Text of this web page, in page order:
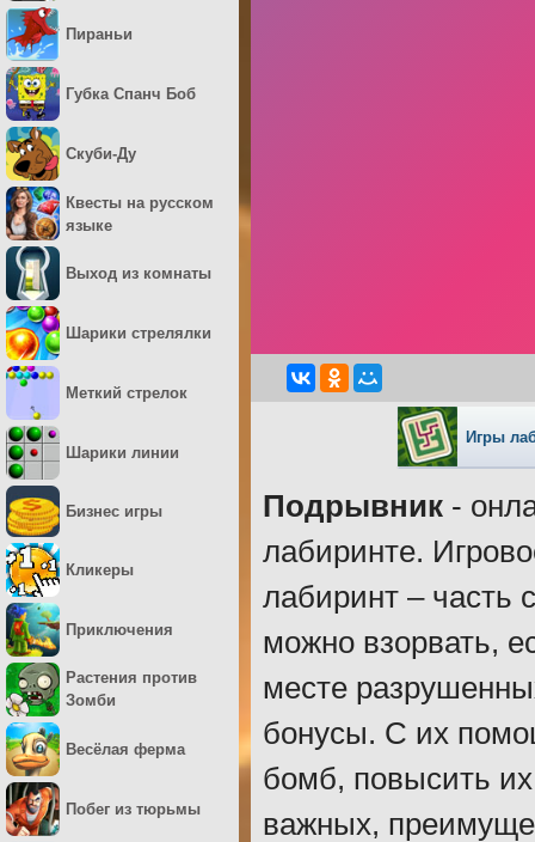
Игры
Подрывник -
лабиринте.
лабиринт – часть
можно взорвать,
месте
бонусы. С их
бомб, повысить
важных,
Пираньи
Губка Спанч Боб
Скуби-Ду
Квесты на русском
языке
Выход из комнаты
Шарики стрелялки
Меткий стрелок
Шарики линии
Бизнес игры
Кликеры
Приключения
Растения против
Зомби
Весёлая ферма
Побег из тюрьмы